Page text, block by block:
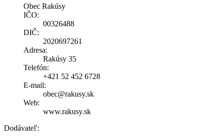
Obec Rakúsy
IČO:
00326488
DIČ:
2020697261
Adresa:
Rakúsy 35
Telefón:
+421 52 452 6728
E-mail:
obec@rakusy.sk
Web:
www.rakusy.sk
Dodávateľ: